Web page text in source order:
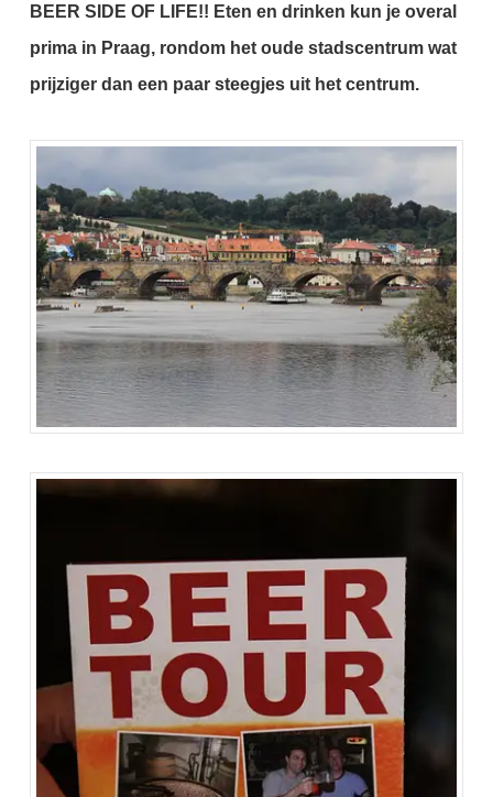
BEER SIDE OF LIFE!! Eten en drinken kun je overal
prima in Praag, rondom het oude stadscentrum wat
prijziger dan een paar steegjes uit het centrum.